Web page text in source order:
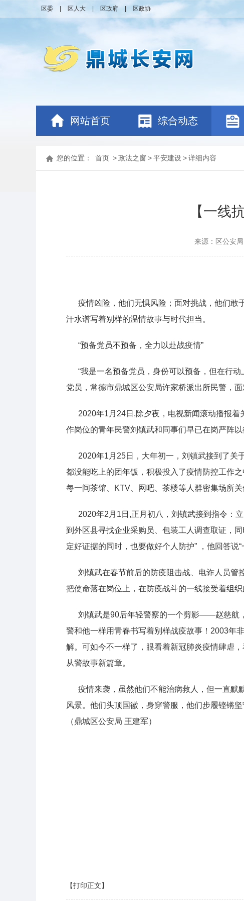
区委 区人大 区政府 区政协
网站首页 综合动态
您的位置： 首页 >政法之窗 >平安建设>详细内容
【一线
来源：区公安局
疫情凶险，他们无惧风险；面对挑战，他们敢
汗水谱写着别样的温情故事与时代担当。
“预备党员不预备，全力以赴战疫情”
“我是一名预备党员，身份可以预备，但在行动
党员，常德市鼎城区公安局许家桥派出所民警，面
2020年1月24日,除夕夜，电视新闻滚动播报着
作岗位的青年民警刘镇武和同事们早已在岗严阵以
2020年1月25日，大年初一，刘镇武接到了关
都没能吃上的团年饭，积极投入了疫情防控工作
每一间茶馆、KTV、网吧、茶楼等人群密集场所关
2020年2月1日,正月初八，刘镇武接到指令：立
到外区县寻找企业采购员、包装工人调查取证，
定好证据的同时，也要做好个人防护” ，他回答
刘镇武在春节前后的防疫阻击战、电诈人员管
把使命落在岗位上，在防疫战斗的一线接受着组织
刘镇武是90后年轻警察的一个剪影——赵慈航，
警和他一样用青春书写着别样战疫故事！2003年
解。可如今不一样了，眼看着新冠肺炎疫情肆虐
从警故事新篇章。
疫情来袭，虽然他们不能治病救人，但一直默
风景。他们头顶国徽，身穿警服，他们步履铿锵
（鼎城区公安局 王建军）
【打印正文】